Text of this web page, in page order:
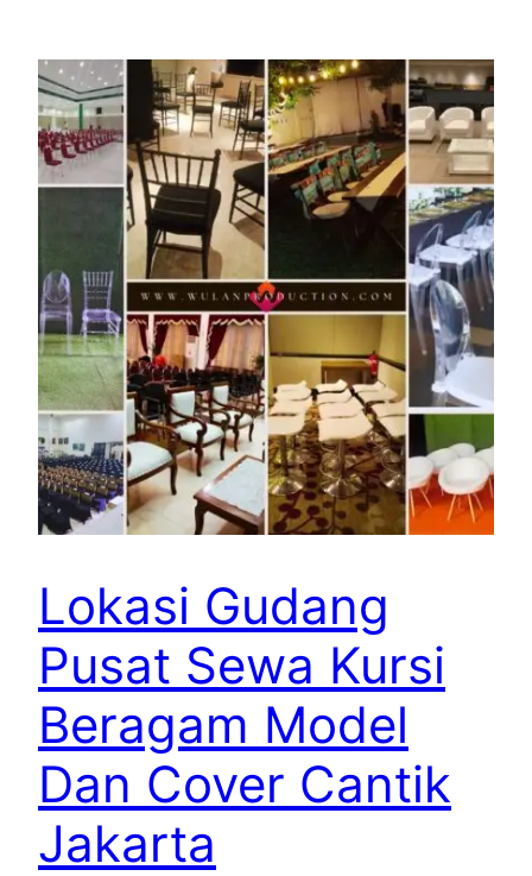
Lokasi Gudang
Pusat Sewa Kursi
Beragam Model
Dan Cover Cantik
Jakarta